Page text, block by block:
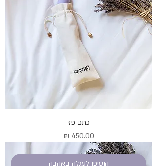
כתם פז
מחיר
הוסיפו לעגלה באהבה